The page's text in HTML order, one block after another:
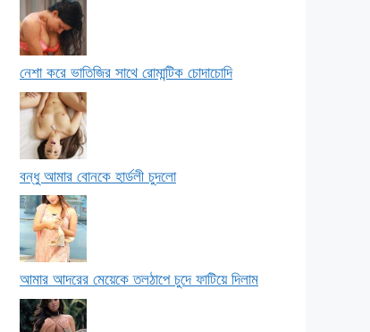
নেশা করে ভাতিজির সাথে রোমান্টিক চোদাচোদি
বন্ধু আমার বোনকে হার্ডলী চুদলো
আমার আদরের মেয়েকে তলঠাপে চুদে ফাটিয়ে দিলাম